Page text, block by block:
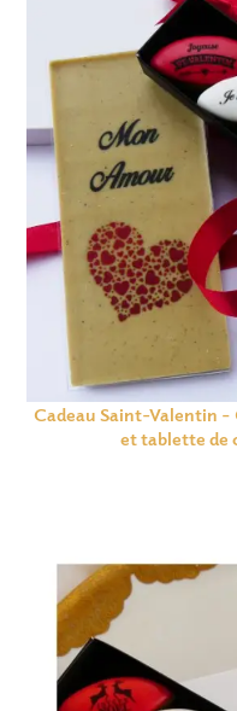
Cadeau Saint-Valentin
et tablette de